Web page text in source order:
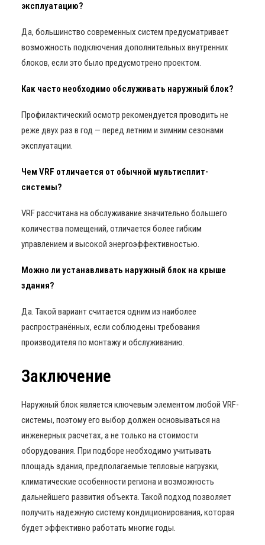
эксплуатацию?
Да, большинство современных систем предусматривает
возможность подключения дополнительных внутренних
блоков, если это было предусмотрено проектом.
Как часто необходимо обслуживать наружный блок?
Профилактический осмотр рекомендуется проводить не
реже двух раз в год — перед летним и зимним сезонами
эксплуатации.
Чем VRF отличается от обычной мультисплит-
системы?
VRF рассчитана на обслуживание значительно большего
количества помещений, отличается более гибким
управлением и высокой энергоэффективностью.
Можно ли устанавливать наружный блок на крыше
здания?
Да. Такой вариант считается одним из наиболее
распространённых, если соблюдены требования
производителя по монтажу и обслуживанию.
Заключение
Наружный блок является ключевым элементом любой VRF-
системы, поэтому его выбор должен основываться на
инженерных расчетах, а не только на стоимости
оборудования. При подборе необходимо учитывать
площадь здания, предполагаемые тепловые нагрузки,
климатические особенности региона и возможность
дальнейшего развития объекта. Такой подход позволяет
получить надежную систему кондиционирования, которая
будет эффективно работать многие годы.